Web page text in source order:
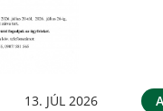
13. JÚL 2026